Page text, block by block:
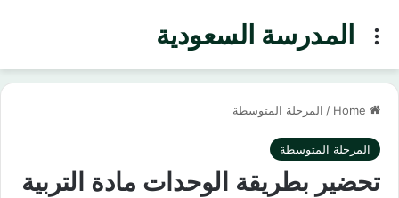
المدرسة السعوديةMenu
/ المرحلة المتوسطة
المرحلة المتوسطة
تحضير بطريقة الوحدات مادة التربية